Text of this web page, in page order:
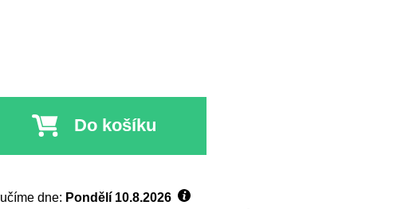
Do košíku
dne: Pondělí10.8.2026